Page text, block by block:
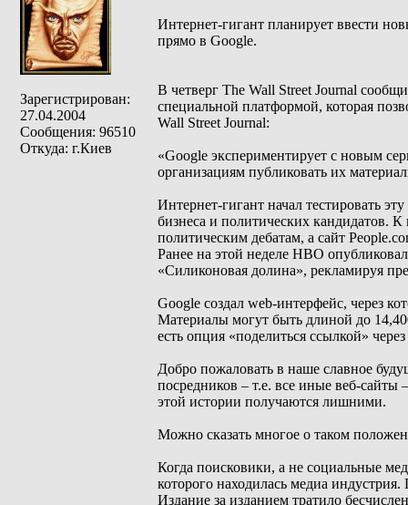
Зарегистрирован:
27.04.2004
Сообщения: 96510
Откуда: г.Киев
Интернет-гигант планирует ввести
прямо в Google.
В четверг The Wall Street Journal
специальной платформой, которая
Wall Street Journal:
«Google экспериментирует с новым
организациям публиковать их
Интернет-гигант начал тестировать
бизнеса и политических кандидатов.
политическим дебатам, а сайт
Ранее на этой неделе HBO
«Силиконовая долина», рекламируя
Google создал web-интерфейс, через
Материалы могут быть длиной до
есть опция «поделиться ссылкой»
Добро пожаловать в наше славное
посредников – т.е. все иные веб-сайты
этой истории получаются лишними.
Можно сказать многое о таком
Когда поисковики, а не социальные
которого находилась медиа
Издание за изданием тратило